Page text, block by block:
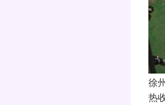
徐
热